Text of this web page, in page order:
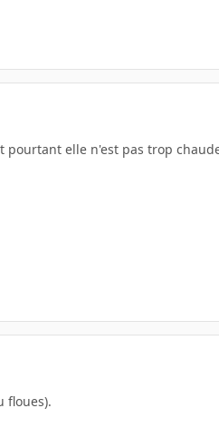
elle n'est pas trop
floues).